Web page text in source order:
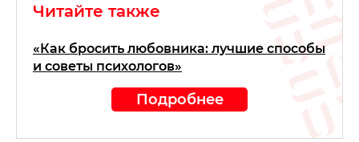
Читайте также
«Как бросить любовника: лучшие способы
и советы психологов»
Подробнее